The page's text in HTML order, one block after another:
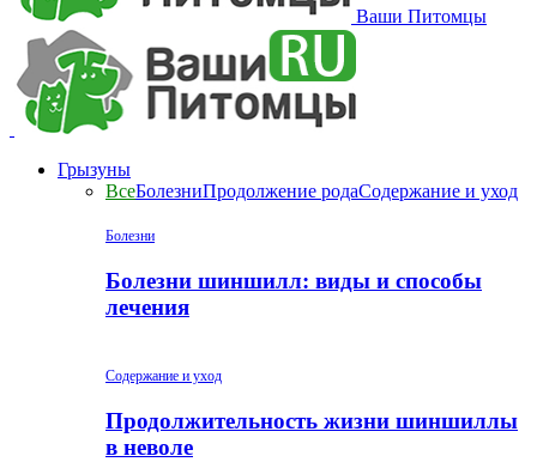
Ваши Питомцы
Грызуны
ВсеБолезниПродолжение родаСодержание и уход
Болезни
Болезни шиншилл: виды и способы
лечения
Содержание и уход
Продолжительность жизни шиншиллы
в неволе